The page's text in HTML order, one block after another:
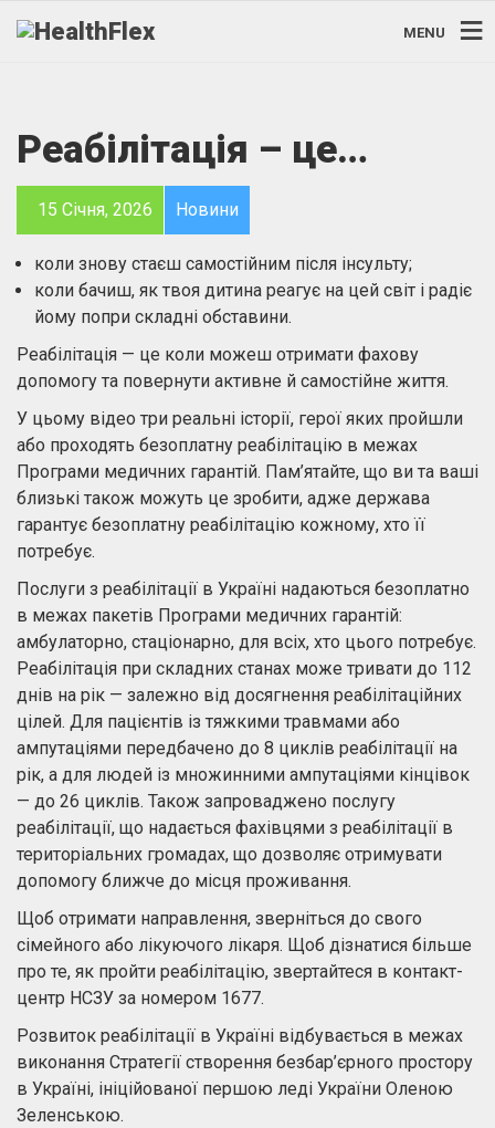
MENU
Реабілітація – це…
15 Січня, 2026 Новини
коли знову стаєш самостійним після інсульту;
коли бачиш, як твоя дитина реагує на цей світ і радіє
йому попри складні обставини.
Реабілітація — це коли можеш отримати фахову
допомогу та повернути активне й самостійне життя.
У цьому відео три реальні історії, герої яких пройшли
або проходять безоплатну реабілітацію в межах
Програми медичних гарантій. Пам’ятайте, що ви та ваші
близькі також можуть це зробити, адже держава
гарантує безоплатну реабілітацію кожному, хто її
потребує.
Послуги з реабілітації в Україні надаються безоплатно
в межах пакетів Програми медичних гарантій:
амбулаторно, стаціонарно, для всіх, хто цього потребує.
Реабілітація при складних станах може тривати до 112
днів на рік — залежно від досягнення реабілітаційних
цілей. Для пацієнтів із тяжкими травмами або
ампутаціями передбачено до 8 циклів реабілітації на
рік, а для людей із множинними ампутаціями кінцівок
— до 26 циклів. Також запроваджено послугу
реабілітації, що надається фахівцями з реабілітації в
територіальних громадах, що дозволяє отримувати
допомогу ближче до місця проживання.
Щоб отримати направлення, зверніться до свого
сімейного або лікуючого лікаря. Щоб дізнатися більше
про те, як пройти реабілітацію, звертайтеся в контакт-
центр НСЗУ за номером 1677.
Розвиток реабілітації в Україні відбувається в межах
виконання Стратегії створення безбар’єрного простору
в Україні, ініційованої першою леді України Оленою
Зеленською.